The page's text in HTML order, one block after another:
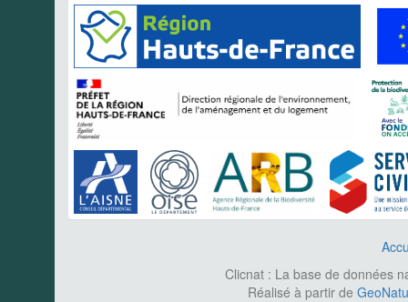
Clicnat : La base de données
Réalisé à partir de